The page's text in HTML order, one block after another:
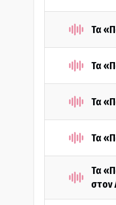
Τα
Τα
Τα
Τα
Τα
στον